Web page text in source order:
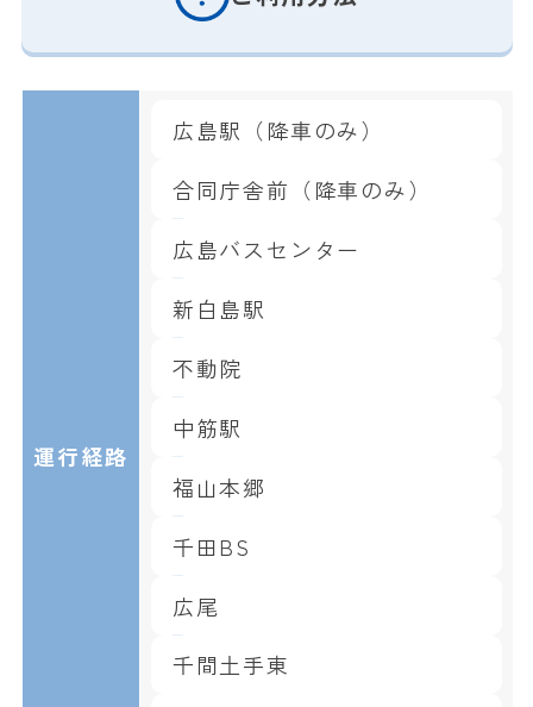
運行経路
広島駅（降車のみ）
合同庁舎前（降車のみ）
広島バスセンター
新白島駅
不動院
中筋駅
福山本郷
千田BS
広尾
千間土手東